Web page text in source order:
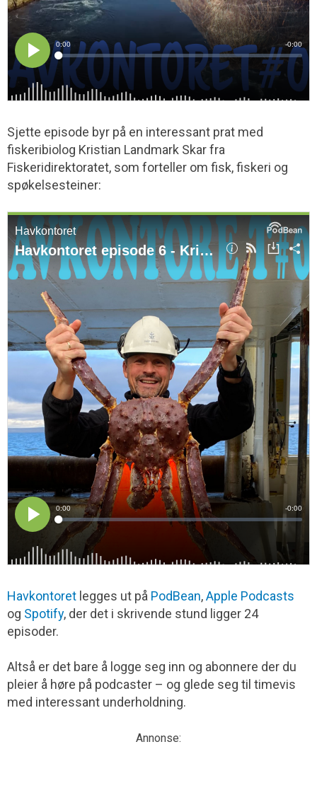
Sjette episode byr på en interessant prat med
fiskeribiolog Kristian Landmark Skar fra
Fiskeridirektoratet, som forteller om fisk, fiskeri og
spøkelsesteiner:
Havkontoret legges ut på PodBean,Apple Podcasts
og Spotify, der det i skrivende stund ligger 24
episoder.
Altså er det bare å logge seg inn og abonnere der du
pleier å høre på podcaster – og glede seg til timevis
med interessant underholdning.
Annonse: